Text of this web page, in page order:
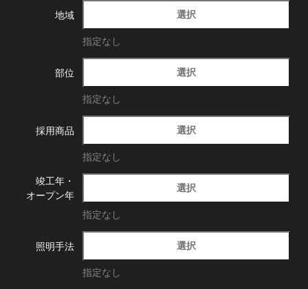
地域 選択
指定なし
部位 選択
指定なし
採用商品 選択
指定なし
竣工年・
オープン年
選択
指定なし
照明手法 選択
指定なし